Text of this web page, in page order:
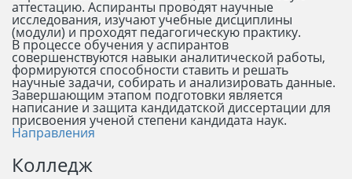
аттестацию. Аспиранты проводят научные
исследования, изучают учебные дисциплины
(модули) и проходят педагогическую практику.
В процессе обучения у аспирантов
совершенствуются навыки аналитической работы,
формируются способности ставить и решать
научные задачи, собирать и анализировать данные.
Завершающим этапом подготовки является
написание и защита кандидатской диссертации для
присвоения ученой степени кандидата наук.
Направления
Колледж